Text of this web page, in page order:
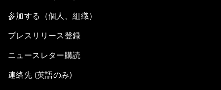
参加する（個人、組織）
プレスリリース登録
ニュースレター購読
連絡先 (英語のみ)